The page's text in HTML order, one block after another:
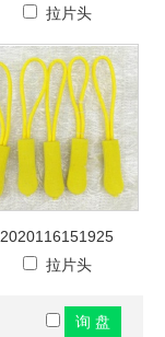
拉片头
2020116151925
拉片头